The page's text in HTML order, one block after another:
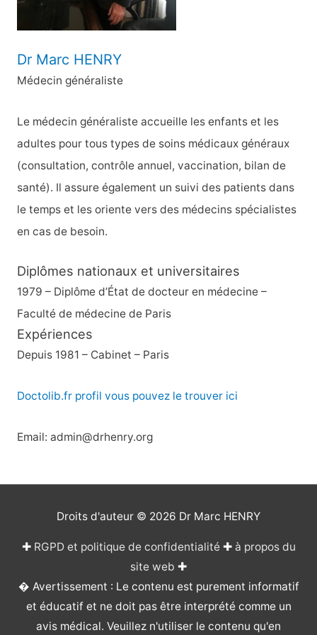
Dr Marc HENRY
Médecin généraliste
Le médecin généraliste accueille les enfants et les
adultes pour tous types de soins médicaux généraux
(consultation, contrôle annuel, vaccination, bilan de
santé). Il assure également un suivi des patients dans
le temps et les oriente vers des médecins spécialistes
en cas de besoin.
Diplômes nationaux et universitaires
1979 – Diplôme d’État de docteur en médecine –
Faculté de médecine de Paris
Expériences
Depuis 1981 – Cabinet – Paris
Doctolib.fr profil vous pouvez le trouver ici
Email: admin@drhenry.org
Droits d'auteur © 2026 Dr Marc HENRY
✚ RGPD et politique de confidentialité✚ à propos du
site web ✚
� Avertissement : Le contenu est purement informatif
et éducatif et ne doit pas être interprété comme un
avis médical. Veuillez n'utiliser le contenu qu'en